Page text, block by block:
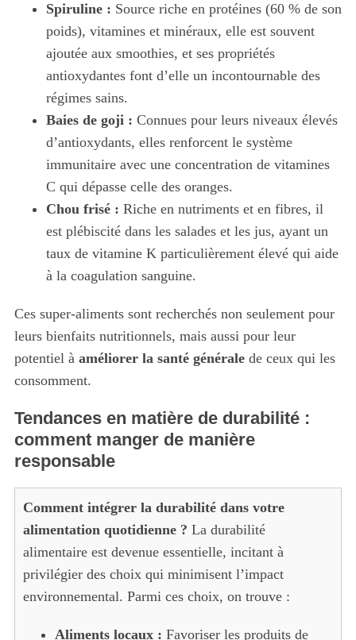
Spiruline : Source riche en protéines (60 % de son
poids), vitamines et minéraux, elle est souvent
ajoutée aux smoothies, et ses propriétés
antioxydantes font d’elle un incontournable des
régimes sains.
Baies de goji : Connues pour leurs niveaux élevés
d’antioxydants, elles renforcent le système
immunitaire avec une concentration de vitamines
C qui dépasse celle des oranges.
Chou frisé : Riche en nutriments et en fibres, il
est plébiscité dans les salades et les jus, ayant un
taux de vitamine K particulièrement élevé qui aide
à la coagulation sanguine.
Ces super-aliments sont recherchés non seulement pour
leurs bienfaits nutritionnels, mais aussi pour leur
potentiel à améliorer la santé généralede ceux qui les
consomment.
Tendances en matière de durabilité :
comment manger de manière
responsable
Comment intégrer la durabilité dans votre
alimentation quotidienne ? La durabilité
alimentaire est devenue essentielle, incitant à
privilégier des choix qui minimisent l’impact
environnemental. Parmi ces choix, on trouve :
Aliments locaux : Favoriser les produits de